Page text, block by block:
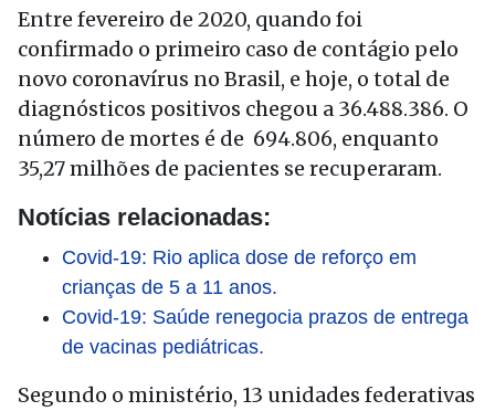
Entre fevereiro de 2020, quando foi
confirmado o primeiro caso de contágio pelo
novo coronavírus no Brasil, e hoje, o total de
diagnósticos positivos chegou a 36.488.386. O
número de mortes é de 694.806, enquanto
35,27 milhões de pacientes se recuperaram.
Notícias relacionadas:
Covid-19: Rio aplica dose de reforço em
crianças de 5 a 11 anos.
Covid-19: Saúde renegocia prazos de entrega
de vacinas pediátricas.
Segundo o ministério, 13 unidades federativas